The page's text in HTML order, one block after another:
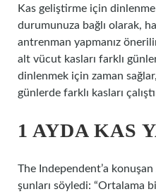
Kas geliştirme için
durumunuza bağlı olarak,
antrenman yapmanız
alt vücut kasları farklı
dinlenmek için zaman
günlerde farklı kasları
1 AYDA KAS
The Independent’a
şunları söyledi: “Ortalama